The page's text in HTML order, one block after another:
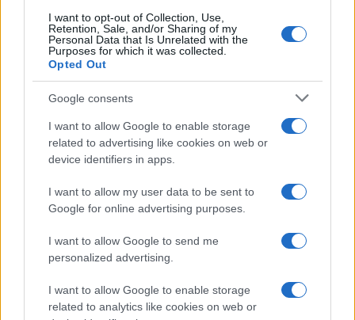
I want to opt-out of Collection, Use,
Retention, Sale, and/or Sharing of my
Personal Data that Is Unrelated with the
Purposes for which it was collected.
Opted Out
Google consents
I want to allow Google to enable storage
related to advertising like cookies on web or
device identifiers in apps.
I want to allow my user data to be sent to
Google for online advertising purposes.
I want to allow Google to send me
personalized advertising.
I want to allow Google to enable storage
related to analytics like cookies on web or